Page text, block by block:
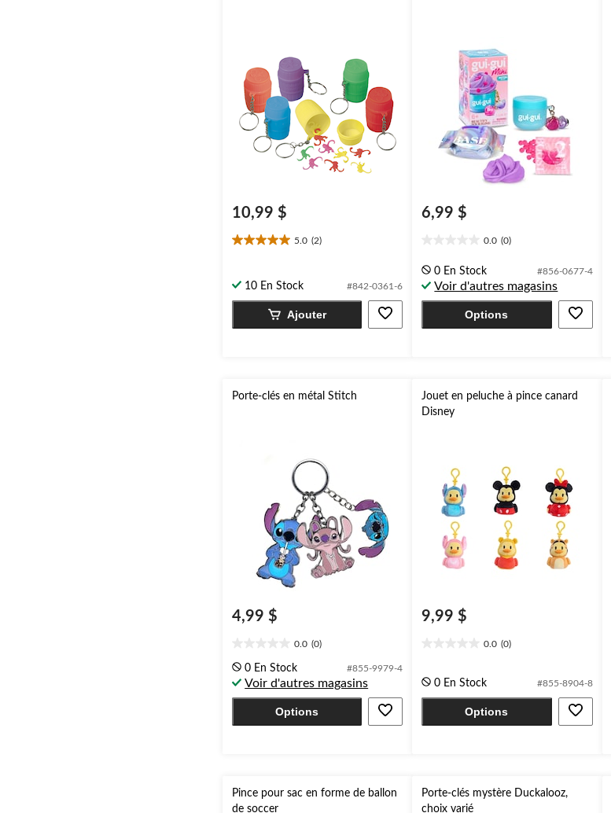
10,99 $
5.0 (2)
5.0
5.
évaluations
10 En Stock #842-0361-6
Ajouter
6,99 $
0.0 (0)
sur
5.
0 En Stock #856-0677-4
Voir d'autres magasins
Options
Porte-clés en métal Stitch
4,99 $
0.0 (0)
étoile(s)
sur
5.
0 En Stock #855-9979-4
Voir d'autres magasins
Options
Jouet en peluche à pince canard
Disney
9,99 $
0.0 (0)
sur
5.
0 En Stock #855-8904-8
Options
Pince pour sac en forme de ballon
de soccer
Porte-clés mystère Duckalooz,
choix varié